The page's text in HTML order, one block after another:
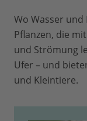
Wo Wasser
Pflanzen, die
und Strömung
Ufer – und
und Kleintiere.